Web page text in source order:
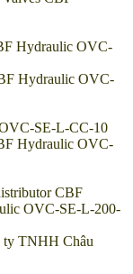
Hydraulic OVC-
Hydraulic OVC-
SE-L-CC-10
Hydraulic OVC-
CBF
OVC-SE-L-200-
TNHH Châu